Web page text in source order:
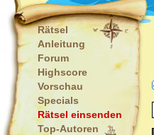
Rätsel
Anleitung
Forum
Highscore
Vorschau
Specials
Rätsel einsenden
Top-Autoren